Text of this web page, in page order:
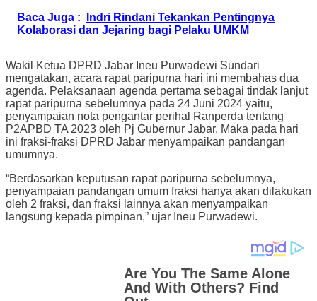
Baca Juga :
Indri Rindani Tekankan Pentingnya
Kolaborasi dan Jejaring bagi Pelaku UMKM
Wakil Ketua DPRD Jabar Ineu Purwadewi Sundari
mengatakan, acara rapat paripurna hari ini membahas dua
agenda. Pelaksanaan agenda pertama sebagai tindak lanjut
rapat paripurna sebelumnya pada 24 Juni 2024 yaitu,
penyampaian nota pengantar perihal Ranperda tentang
P2APBD TA 2023 oleh Pj Gubernur Jabar. Maka pada hari
ini fraksi-fraksi DPRD Jabar menyampaikan pandangan
umumnya.
“Berdasarkan keputusan rapat paripurna sebelumnya,
penyampaian pandangan umum fraksi hanya akan dilakukan
oleh 2 fraksi, dan fraksi lainnya akan menyampaikan
langsung kepada pimpinan,” ujar Ineu Purwadewi.